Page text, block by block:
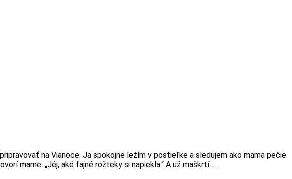
na Vianoce. Ja spokojne ležím v postieľke a sledujem ako mama pečie
mame: „Jéj, aké fajné rožteky si napiekla.“ A už maškrtí. …